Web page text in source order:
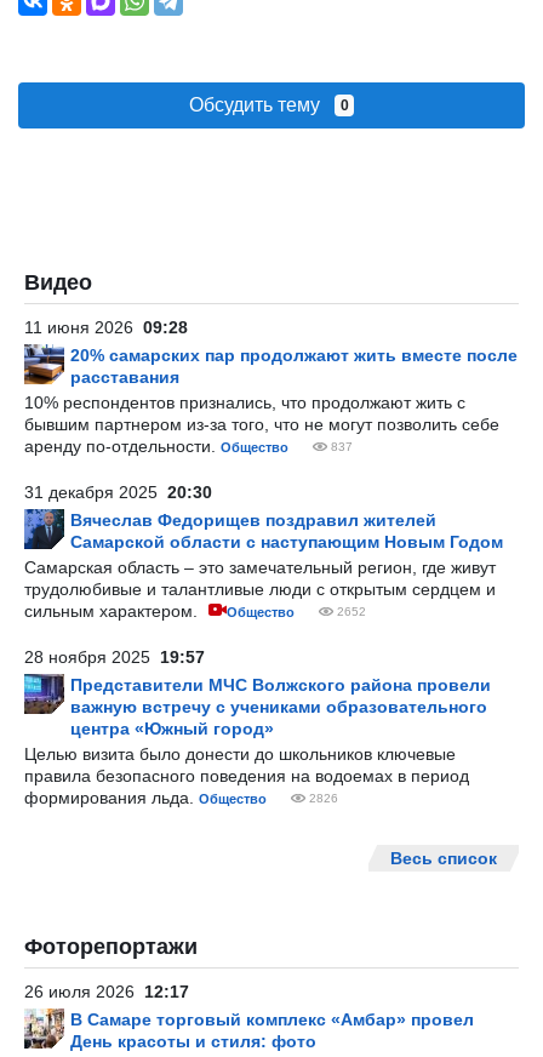
Обсудить тему 0
Видео
11 июня 2026 09:28
20% самарских пар продолжают жить вместе после
расставания
10% респондентов признались, что продолжают жить с
бывшим партнером из-за того, что не могут позволить себе
аренду по-отдельности.
Общество 837
31 декабря 2025 20:30
Вячеслав Федорищев поздравил жителей
Самарской области с наступающим Новым Годом
Самарская область – это замечательный регион, где живут
трудолюбивые и талантливые люди с открытым сердцем и
сильным характером.
Общество 2652
28 ноября 2025 19:57
Представители МЧС Волжского района провели
важную встречу с учениками образовательного
центра «Южный город»
Целью визита было донести до школьников ключевые
правила безопасного поведения на водоемах в период
формирования льда.
Общество 2826
Весь список
Фоторепортажи
26 июля 2026 12:17
В Самаре торговый комплекс «Амбар» провел
День красоты и стиля: фото